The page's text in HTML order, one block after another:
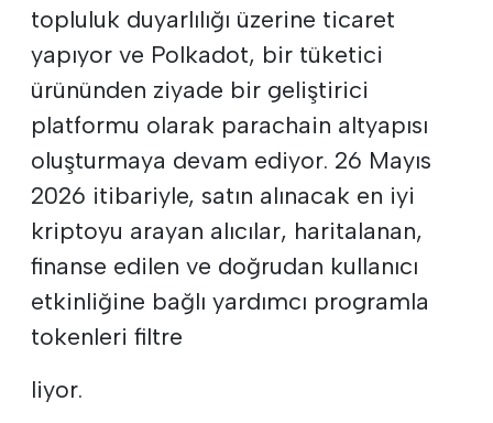
topluluk duyarlılığı üzerine ticaret
yapıyor ve Polkadot, bir tüketici
ürününden ziyade bir geliştirici
platformu olarak parachain altyapısı
oluşturmaya devam ediyor. 26 Mayıs
2026 itibariyle, satın alınacak en iyi
kriptoyu arayan alıcılar, haritalanan,
finanse edilen ve doğrudan kullanıcı
etkinliğine bağlı yardımcı programla
tokenleri filtre
liyor.